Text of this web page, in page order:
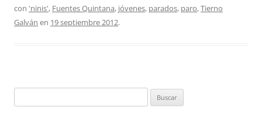
con 'ninis', Fuentes Quintana, jóvenes, parados, paro,Tierno
Galván en 19 septiembre 2012.